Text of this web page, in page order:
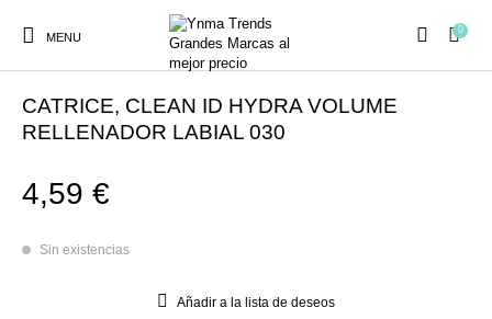
MENU
0
Ambientadores y
CURSOS
LABIOS / Labiales Líquidos
CATRICE, CLEAN ID HYDRA VOLUME
RELLENADOR LABIAL 030
4,59€
Sin existencias
Añadir a la lista de deseos